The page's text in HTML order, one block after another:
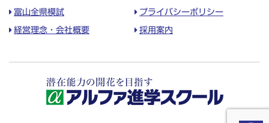
富山全県模試 プライバシーポリシー
経営理念・会社概要 採用案内